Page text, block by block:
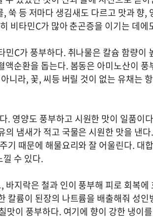
쑥 등 저마다 생김새도 다르고 맛과 향,
비타민C가 많아 춘곤증을 이기는 데에
C가 풍부하다. 취나물은 칼슘 함량이
순환을 돕는다. 봄동은 아미노산이 풍
니라, 꽃, 씨등 버릴 것이 없는 유채는
. 영양도 풍부하고 시원한 맛이 일품이
냄새가 적고 국물은 시원한 맛을 낸
기 때문에 해물요리와 잘 어울린다. 대
낄 수 있다.
지락은 철과 인이 풍부해 피로 회복에
칼륨이 된장의 나트륨을 배출해줘 성인
이 풍부하다. 여기에 향이 강한 냉이